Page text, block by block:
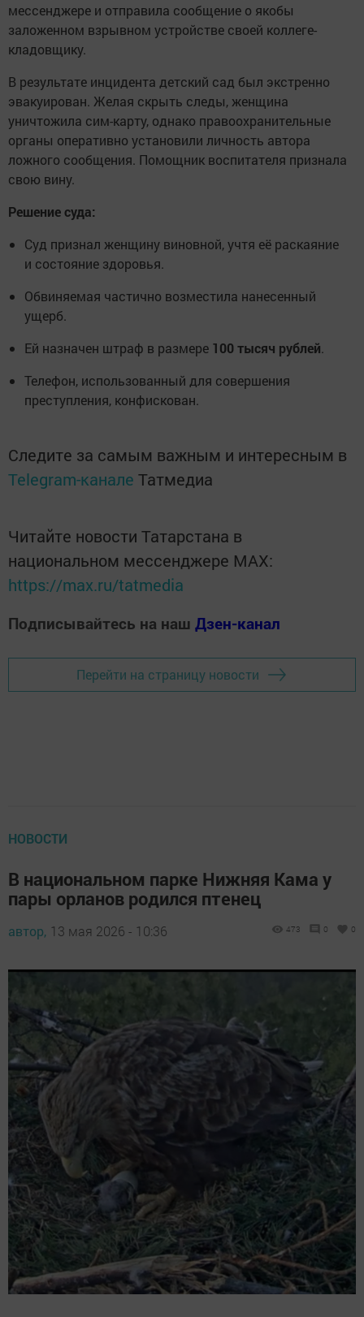
мессенджере и отправила сообщение о якобы
заложенном взрывном устройстве своей коллеге-
кладовщику.
В результате инцидента детский сад был экстренно
эвакуирован. Желая скрыть следы, женщина
уничтожила сим-карту, однако правоохранительные
органы оперативно установили личность автора
ложного сообщения. Помощник воспитателя признала
свою вину.
Решение суда:
Суд признал женщину виновной, учтя её раскаяние
и состояние здоровья.
Обвиняемая частично возместила нанесенный
ущерб.
Ей назначен штраф в размере 100 тысяч рублей.
Телефон, использованный для совершения
преступления, конфискован.
Следите за самым важным и интересным в
Telegram-канале Татмедиа
Читайте новости Татарстана в
национальном мессенджере MАХ:
https://max.ru/tatmedia
Подписывайтесь на наш Дзен-канал
Перейти на страницу новости
НОВОСТИ
В национальном парке Нижняя Кама у
пары орланов родился птенец
автор, 13 мая 2026 - 10:36 473 0 0